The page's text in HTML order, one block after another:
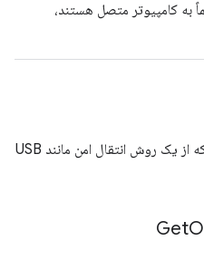
به کامپیوتر متصل هستند،
فقط اسکنرهایی را برگردانید که از یک روش انتقال امن مانند USB
Get